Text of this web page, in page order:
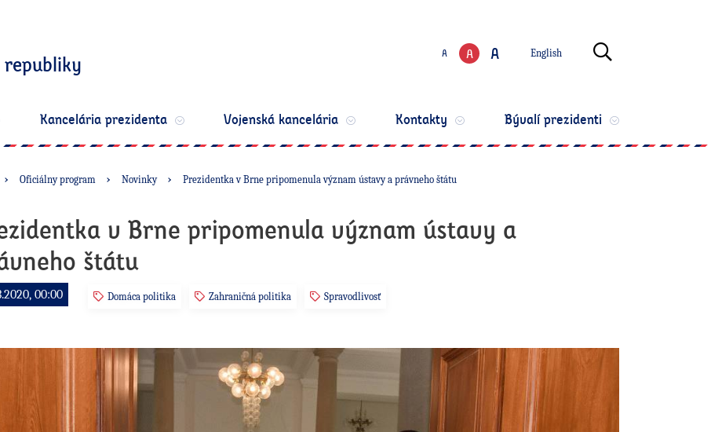
republiky
A A A Zmeniť jazyk
English
Kancelária prezidenta Vojenská kancelária Kontakty Bývalí prezidenti
Oficiálny program Novinky Prezidentka v Brne pripomenula význam ústavy a právneho štátu
v Brne pripomenula význam ústavy a
štátu
00:00 Domáca politika Zahraničná politika Spravodlivosť